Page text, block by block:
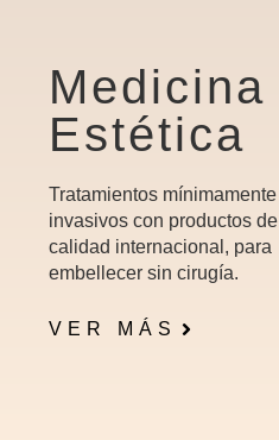
Medicina
Estética
Tratamientos mínimamente
invasivos con productos de
calidad internacional, para
embellecer sin cirugía.
VER MÁS